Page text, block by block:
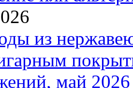
из
май 2026